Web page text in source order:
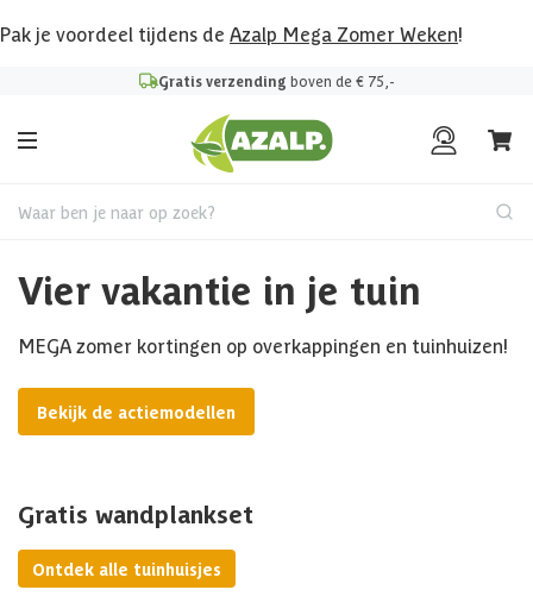
Pak je voordeel tijdens de Azalp Mega Zomer Weken!
Gratis verzending boven de € 75,-
Waar ben je naar op zoek?
Vier vakantie in je tuin
MEGA zomer kortingen op overkappingen en tuinhuizen!
Bekijk de actiemodellen
Gratis wandplankset
Ontdek alle tuinhuisjes